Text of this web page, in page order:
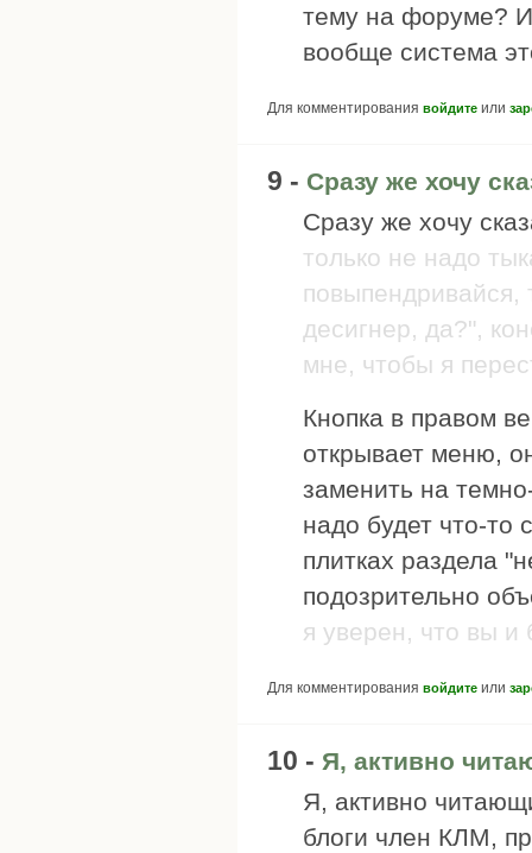
тему на форуме? И
вообще система
Для комментирования войдите или
9 - Сразу же хочу
Сразу же хочу
только не надо
десигнер, да?",
мне, чтобы я
Кнопка в правом
открывает меню,
заменить на
надо будет что-то
плитках раздела
подозрительно
я уверен, что вы и
Для комментирования войдите или
10 - Я, активно
Я, активно
блоги член КЛМ,